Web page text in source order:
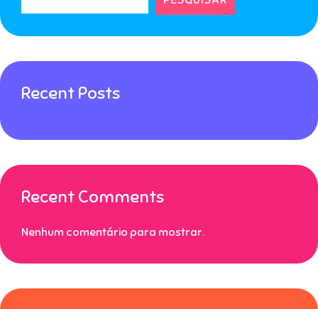
Recent Posts
Recent Comments
Nenhum comentário para mostrar.